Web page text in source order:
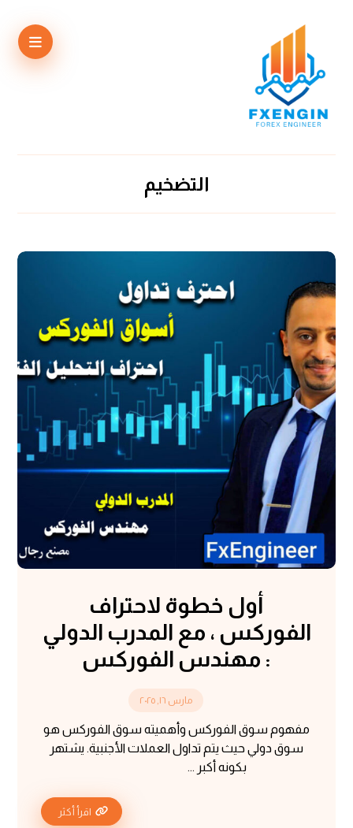
التضخيم
أول خطوة لاحتراف
الفوركس ، مع المدرب الدولي
: مهندس الفوركس
مارس ١٦, ٢٠٢٥
مفهوم سوق الفوركس وأهميته سوق الفوركس هو
سوق دولي حيث يتم تداول العملات الأجنبية. يشتهر
بكونه أكبر ...
اقرأ أكثر